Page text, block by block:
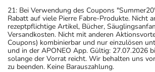
21: Bei Verwendung des Coupons
Rabatt auf viele Pierre Fabre-Produkte. Nicht
rezeptpflichtige Artikel, Bücher,
Versandkosten. Nicht mit anderen
Coupons) kombinierbar und nur einzulösen
und in der APONEO App. Gültig: 27.07.2026
solange der Vorrat reicht. Wir behalten uns
zu beenden. Keine Barauszahlung.